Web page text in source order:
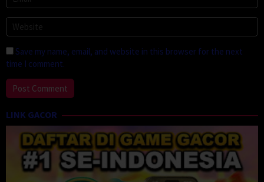
Save my name, email, and website in this browser for the next
time I comment.
LINK GACOR